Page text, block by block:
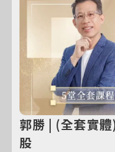
郭勝 | (全套實
股